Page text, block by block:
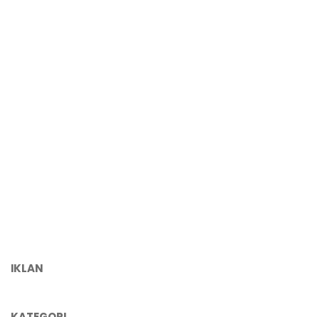
IKLAN